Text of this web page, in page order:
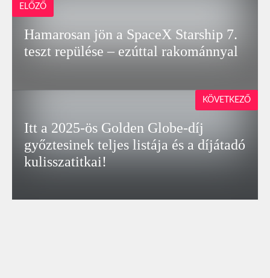
ELŐZŐ
Hamarosan jön a SpaceX Starship 7.
teszt repülése – ezúttal rakománnyal
Itt a 2025-ös Golden Globe-díj
győztesinek teljes listája és a díjátadó
kulisszatitkai!
KÖVETKEZŐ